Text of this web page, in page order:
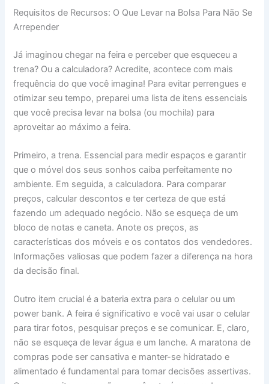
Requisitos de Recursos: O Que Levar na Bolsa Para Não Se
Arrepender
Já imaginou chegar na feira e perceber que esqueceu a
trena? Ou a calculadora? Acredite, acontece com mais
frequência do que você imagina! Para evitar perrengues e
otimizar seu tempo, preparei uma lista de itens essenciais
que você precisa levar na bolsa (ou mochila) para
aproveitar ao máximo a feira.
Primeiro, a trena. Essencial para medir espaços e garantir
que o móvel dos seus sonhos caiba perfeitamente no
ambiente. Em seguida, a calculadora. Para comparar
preços, calcular descontos e ter certeza de que está
fazendo um adequado negócio. Não se esqueça de um
bloco de notas e caneta. Anote os preços, as
características dos móveis e os contatos dos vendedores.
Informações valiosas que podem fazer a diferença na hora
da decisão final.
Outro item crucial é a bateria extra para o celular ou um
power bank. A feira é significativo e você vai usar o celular
para tirar fotos, pesquisar preços e se comunicar. E, claro,
não se esqueça de levar água e um lanche. A maratona de
compras pode ser cansativa e manter-se hidratado e
alimentado é fundamental para tomar decisões assertivas.